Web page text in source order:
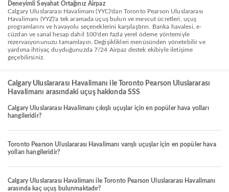
Deneyimli Seyahat Ortağınız Airpaz
Calgary Uluslararası Havalimanı (YYC)'dan Toronto Pearson Uluslararası
Havalimanı (YYZ)'a tek aramada uçuş bulun ve mevcut ücretleri, uçuş
programlarını ve havayolu seçeneklerini karşılaştırın. Banka havalesi, e-
cüzdan ve sanal hesap dahil 100'den fazla yerel ödeme yöntemiyle
rezervasyonunuzu tamamlayın. Değişiklikleri menüsünden yönetebilir ve
yardıma ihtiyaç duyduğunuzda 7/24 Airpaz destek ekibiyle iletişime
geçebilirsiniz.
Calgary Uluslararası Havalimanı ile Toronto Pearson Uluslararası
Havalimanı arasındaki uçuş hakkında SSS
Calgary Uluslararası Havalimanı çıkışlı uçuşlar için en popüler hava yolları
hangileridir?
Toronto Pearson Uluslararası Havalimanı varışlı uçuşlar için en popüler hava
yolları hangileridir?
Calgary Uluslararası Havalimanı ile Toronto Pearson Uluslararası Havalimanı
arasında kaç uçuş bulunmaktadır?